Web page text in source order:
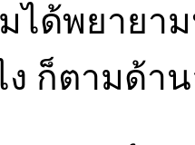
ได้พยายา
ง ก็ตามด้า